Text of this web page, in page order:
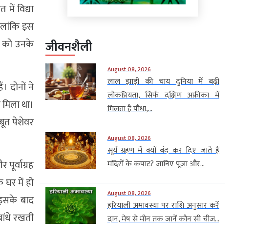
विद्या
इस
को उनके
दोनों ने
था।
पेशेवर
घर में हो
बाद
रखती
जीवनशैली
August 08, 2026
लाल झाड़ी की चाय दुनिया में बढ़ी
लोकप्रियता, सिर्फ दक्षिण अफ्रीका में
मिलता है पौधा,...
August 08, 2026
सूर्य ग्रहण में क्यों बंद कर दिए जाते हैं
मंदिरों के कपाट? जानिए पूजा और...
August 08, 2026
हरियाली अमावस्या पर राशि अनुसार करें
दान, मेष से मीन तक जानें कौन सी चीज...